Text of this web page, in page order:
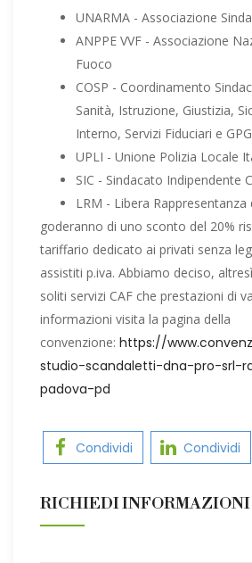
UNARMA - Associazione
ANPPE VVF - Associazione
Fuoco
COSP - Coordinamento
Sanità, Istruzione, Giustizia,
Interno, Servizi Fiduciari e
UPLI - Unione Polizia Locale
SIC - Sindacato Indipendente
LRM - Libera Rappresentanza
goderanno di uno sconto del 20%
tariffario dedicato ai privati senza
assistiti p.iva. Abbiamo deciso,
soliti servizi CAF che prestazioni di
informazioni visita la pagina della
convenzione: https://
studio-scandaletti-dna-pro-srl-
padova-pd
Condividi Condividi
RICHIEDI INFORMAZIONI